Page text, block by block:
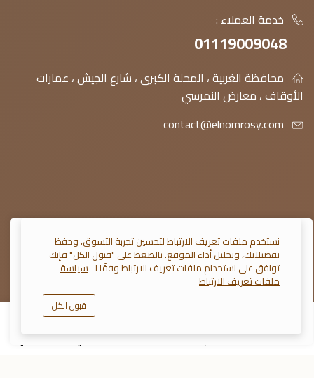
خدمة العملاء :
01119009048
محافظة الغربية ، المحلة الكبرى ، شارع الجيش ، عمارات
الأوقاف ، معارض النمرسي
contact@elnomrosy.com
© 2026 النمرسي جميع الحقوق محفوظة
المتجر الأقسام سلة التسوق تفضيلاتي حسابي
نستخدم ملفات تعريف الارتباط لتحسين تجربة التسوق، وحفظ
تفضيلاتك، وتحليل أداء الموقع. بالضغط على "قبول الكل" فإنك
توافق على استخدام ملفات تعريف الارتباط وفقًا لــسياسة
ملفات تعريف الارتباط
قبول الكل